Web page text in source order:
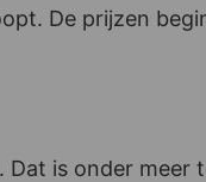
De prijzen
is onder meer